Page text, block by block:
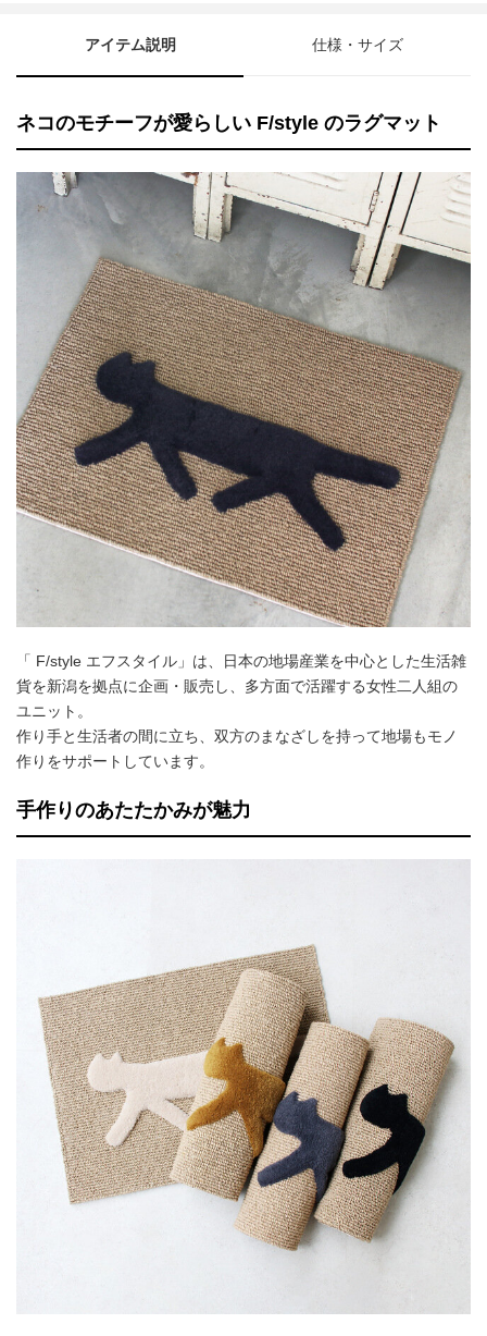
アイテム説明 仕様・サイズ
ネコのモチーフが愛らしい F/style のラグマット
「 F/style エフスタイル」は、日本の地場産業を中心とした生活雑
貨を新潟を拠点に企画・販売し、多方面で活躍する女性二人組の
ユニット。
作り手と生活者の間に立ち、双方のまなざしを持って地場もモノ
作りをサポートしています。
手作りのあたたかみが魅力